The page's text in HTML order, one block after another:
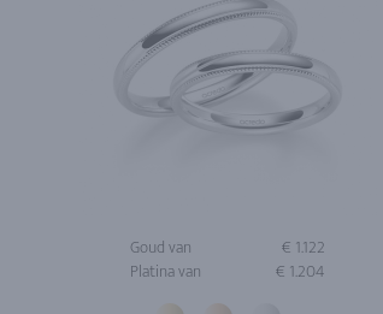
Goud van
€ 1.122
Platina van
€ 1.204